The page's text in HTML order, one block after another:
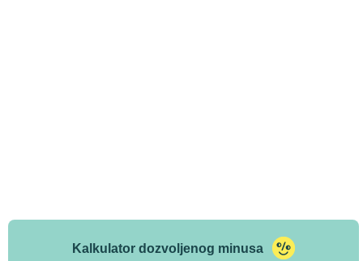
Kalkulator dozvoljenog minusa